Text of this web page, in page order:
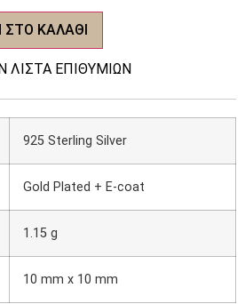
925 Sterling Silver
Gold Plated + E-coat
1.15 g
10 mm x 10 mm
ΚΑΛΆΘΙ
ΕΠΙΘΥΜΙΏΝ